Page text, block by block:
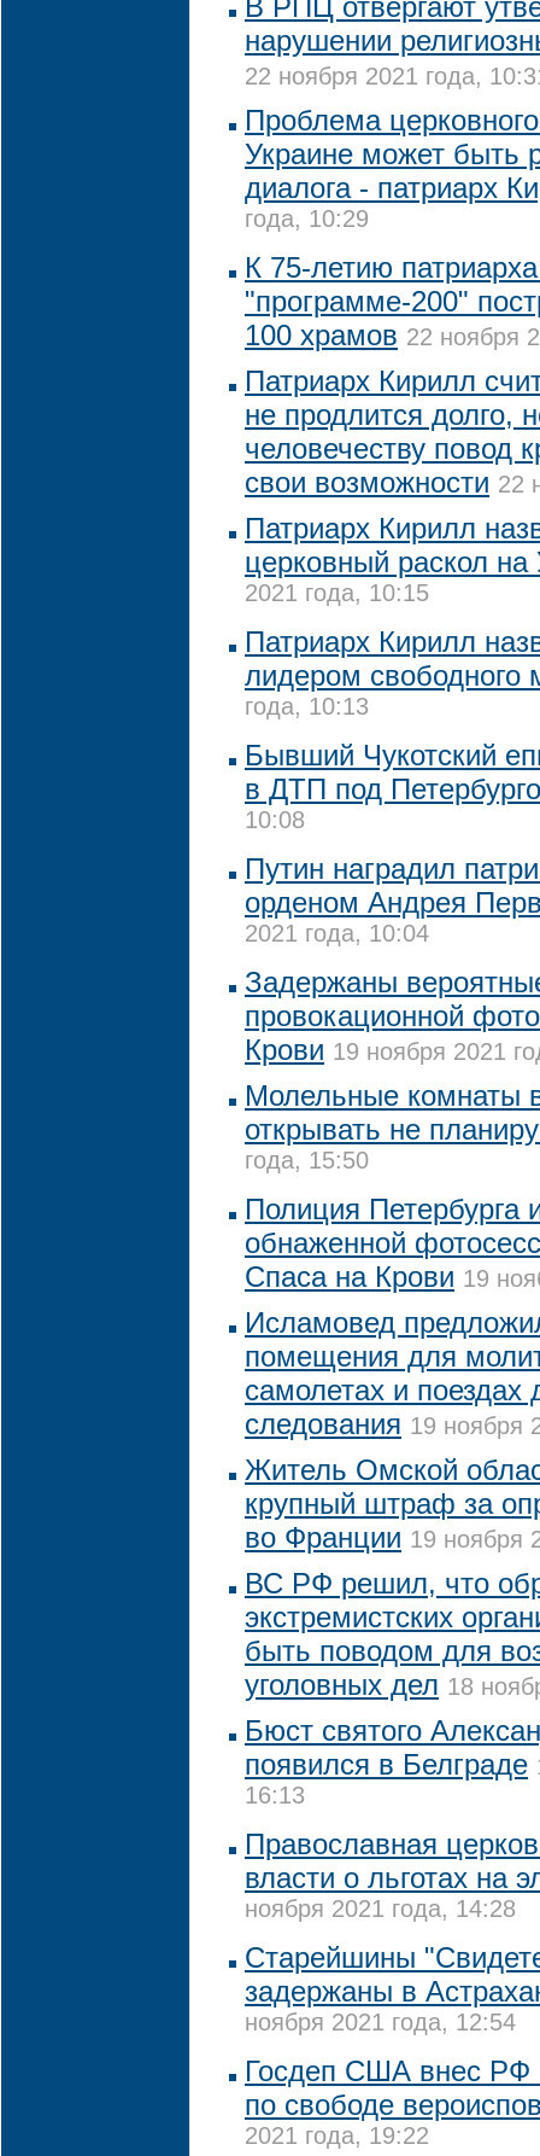
В РПЦ отвергают
нарушении
22 ноября 2021 года,
Проблема
Украине может быть
диалога - патриарх
года, 10:29
К 75-летию
"программе-200"
100 храмов 22 ноября
Патриарх Кирилл
не продлится долго,
человечеству повод
свои возможности 22
Патриарх Кирилл
церковный раскол на
2021 года, 10:15
Патриарх Кирилл
лидером свободного
года, 10:13
Бывший Чукотский
в ДТП под
10:08
Путин наградил
орденом Андрея
2021 года, 10:04
Задержаны
провокационной
Крови 19 ноября 2021
Молельные комнаты
открывать не
года, 15:50
Полиция Петербурга
обнаженной
Спаса на Крови 19
Исламовед
помещения для
самолетах и поездах
следования 19 ноября
Житель Омской
крупный штраф за
во Франции 19 ноября
ВС РФ решил, что
экстремистских
быть поводом для
уголовных дел 18
Бюст святого
появился в Белграде
16:13
Православная
власти о льготах на
ноября 2021 года, 14:28
Старейшины
задержаны в
ноября 2021 года, 12:54
Госдеп США внес РФ
по свободе
2021 года, 19:22